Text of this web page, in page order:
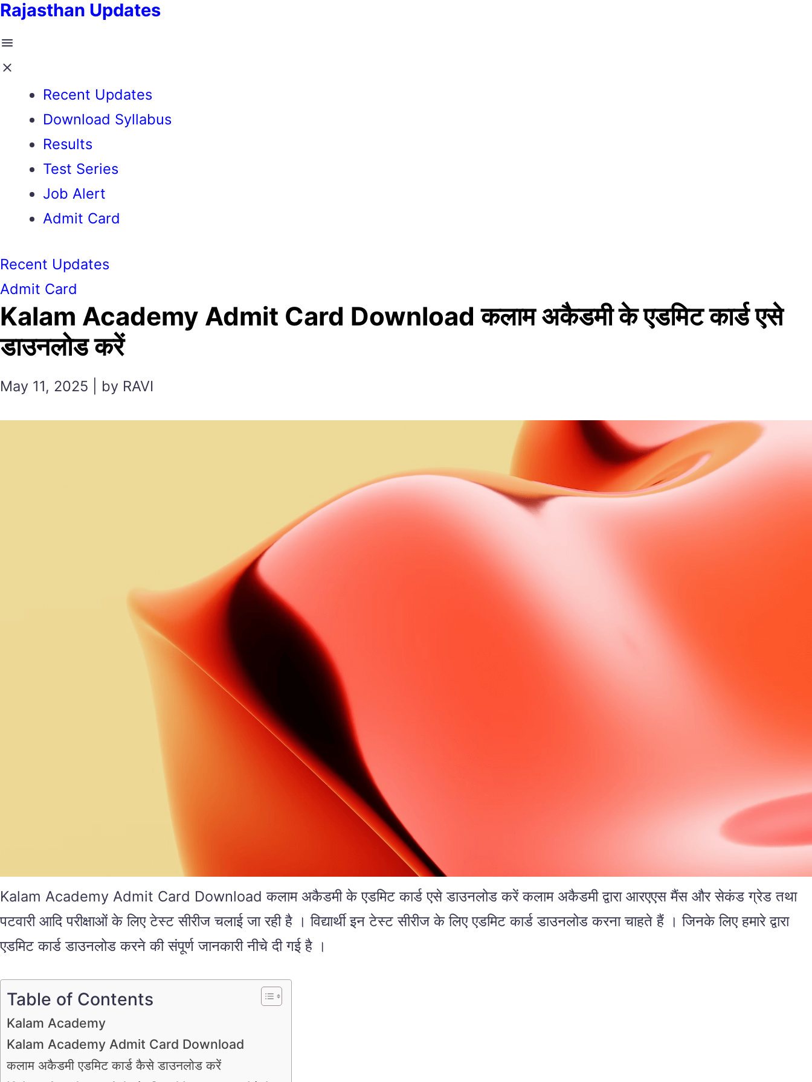
Rajasthan Updates
Recent Updates
Download Syllabus
Results
Test Series
Job Alert
Admit Card
Recent Updates
Admit Card
Kalam Academy Admit Card Download कलाम अकैडमी के एडमिट कार्ड एसे
डाउनलोड करें
May 11, 2025 | by RAVI
Kalam Academy Admit Card Download कलाम अकैडमी के एडमिट कार्ड एसे डाउनलोड करें कलाम अकैडमी द्वारा आरएएस मैंस और सेकंड ग्रेड तथा
पटवारी आदि परीक्षाओं के लिए टेस्ट सीरीज चलाई जा रही है । विद्यार्थी इन टेस्ट सीरीज के लिए एडमिट कार्ड डाउनलोड करना चाहते हैं । जिनके लिए हमारे द्वारा
एडमिट कार्ड डाउनलोड करने की संपूर्ण जानकारी नीचे दी गई है ।
Table of Contents
Kalam Academy
Kalam Academy Admit Card Download
कलाम अकैडमी एडमिट कार्ड कैसे डाउनलोड करें